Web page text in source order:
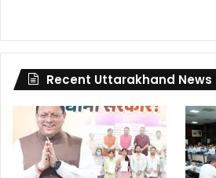
Recent Uttarakhand News